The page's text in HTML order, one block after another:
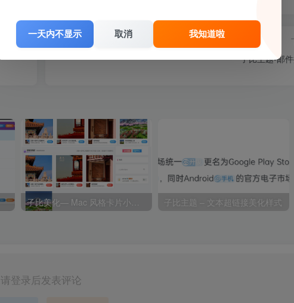
子比主题-邮
子比主题 – 文本超链接美化样式
请登录后发表评论
一天内不显示 取消 我知道啦